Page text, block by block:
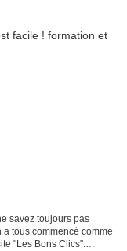
savez toujours pas
tous commencé comme
"Les Bons Clics":